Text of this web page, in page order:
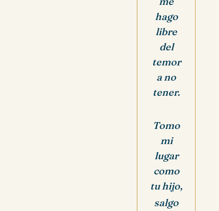
hago
libre
del
temor
a no
tener.
Tomo
mi
lugar
como
tu hijo,
salgo